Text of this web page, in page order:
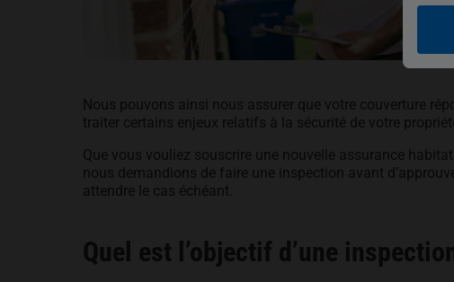
Nous pouvons ainsi nous assurer que votre couverture
traiter certains enjeux relatifs à la sécurité de votre
Que vous vouliez souscrire une nouvelle assurance
nous demandions de faire une inspection avant
attendre le cas échéant.
Quel est l’objectif d’une